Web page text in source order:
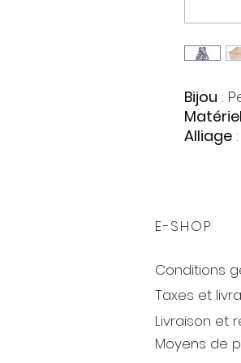
Bijou :
Matériel
Alliage
Couleur
E-SHOP
Conditions
Taxes et
Livraison et
Moyens de